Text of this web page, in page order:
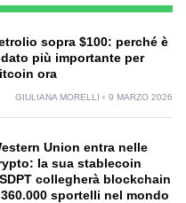
sopra $100: perché è
più importante per
ora
GIULIANA MORELLI 9 MARZO 2026
Union entra nelle
la sua stablecoin
collegherà blockchain
sportelli nel mondo